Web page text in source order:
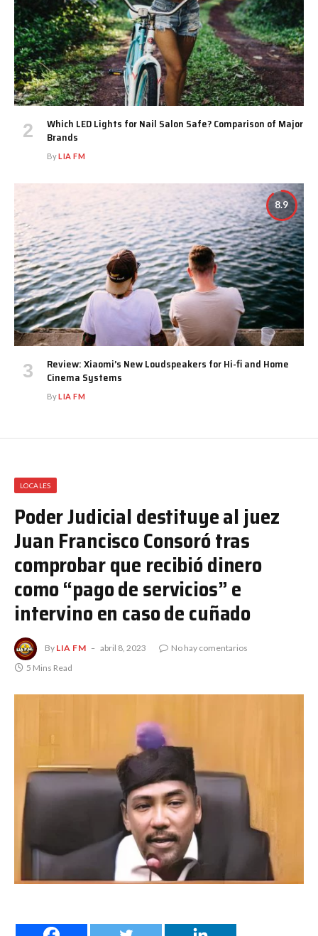
Which LED Lights for Nail Salon Safe? Comparison of Major
Brands
ByLIA FM
8.9
Review: Xiaomi’s New Loudspeakers for Hi-fi and Home
Cinema Systems
ByLIA FM
LOCALES
Poder Judicial destituye al juez
Juan Francisco Consoró tras
comprobar que recibió dinero
como “pago de servicios” e
intervino en caso de cuñado
By LIA FM abril 8, 2023
No hay comentarios
5 Mins Read